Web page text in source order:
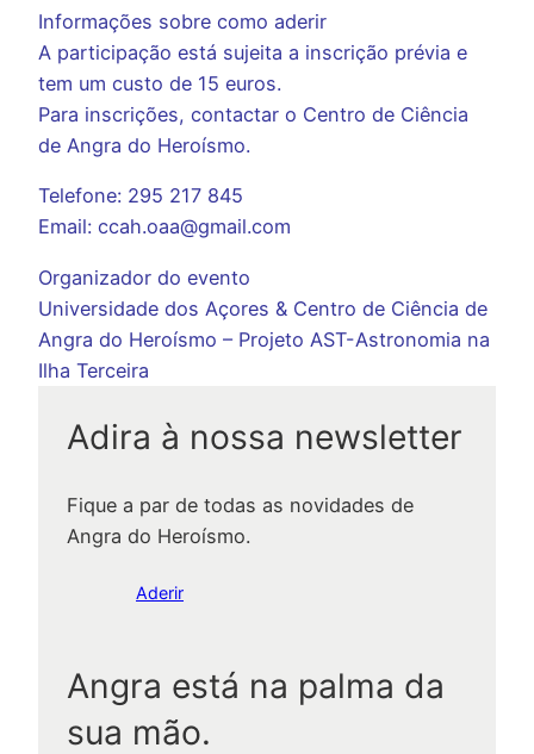
Informações sobre como aderir
A participação está sujeita a inscrição prévia e
tem um custo de 15 euros.
Para inscrições, contactar o Centro de Ciência
de Angra do Heroísmo.
Telefone: 295 217 845
Email: ccah.oaa@gmail.com
Organizador do evento
Universidade dos Açores & Centro de Ciência de
Angra do Heroísmo – Projeto AST-Astronomia na
Ilha Terceira
Adira à nossa newsletter
Fique a par de todas as novidades de
Angra do Heroísmo.
Aderir
Angra está na palma da
sua mão.